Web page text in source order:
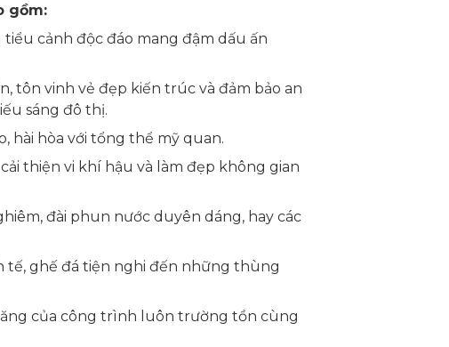
gồm:
cảnh độc đáo mang đậm dấu ấn
tôn vinh vẻ đẹp kiến trúc và đảm bảo an
sáng đô thị.
hài hòa với tổng thể mỹ quan.
thiện vi khí hậu và làm đẹp không gian
đài phun nước duyên dáng, hay các
tế, ghế đá tiện nghi đến những thùng
của công trình luôn trường tồn cùng